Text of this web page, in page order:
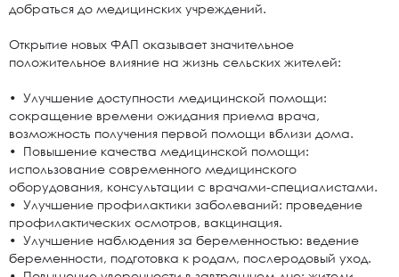
добраться до медицинских учреждений.
Открытие новых ФАП оказывает значительное
положительное влияние на жизнь сельских жителей:
• Улучшение доступности медицинской помощи:
сокращение времени ожидания приема врача,
возможность получения первой помощи вблизи дома.
• Повышение качества медицинской помощи:
использование современного медицинского
оборудования, консультации с врачами-специалистами.
• Улучшение профилактики заболеваний: проведение
профилактических осмотров, вакцинация.
• Улучшение наблюдения за беременностью: ведение
беременности, подготовка к родам, послеродовый уход.